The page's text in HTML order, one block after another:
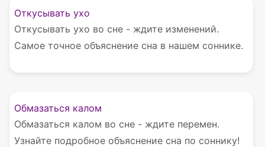
Откусывать ухо
Откусывать ухо во сне - ждите изменений.
Самое точное объяснение сна в нашем соннике.
Обмазаться калом
Обмазаться калом во сне - ждите перемен.
Узнайте подробное объяснение сна по соннику!